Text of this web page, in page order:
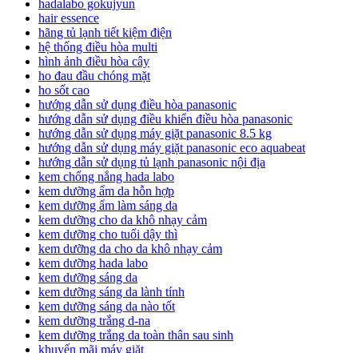
hadalabo gokujyun
hair essence
hãng tủ lạnh tiết kiệm điện
hệ thống điều hòa multi
hình ảnh điều hòa cây
ho đau đầu chóng mặt
ho sốt cao
hướng dẫn sử dụng điều hòa panasonic
hướng dẫn sử dụng điều khiển điều hòa panasonic
hướng dẫn sử dụng máy giặt panasonic 8.5 kg
hướng dẫn sử dụng máy giặt panasonic eco aquabeat
hướng dẫn sử dụng tủ lạnh panasonic nội địa
kem chống nắng hada labo
kem dưỡng ẩm da hỗn hợp
kem dưỡng ẩm làm sáng da
kem dưỡng cho da khô nhạy cảm
kem dưỡng cho tuổi dậy thì
kem dưỡng da cho da khô nhạy cảm
kem dưỡng hada labo
kem dưỡng sáng da
kem dưỡng sáng da lành tính
kem dưỡng sáng da nào tốt
kem dưỡng trắng d-na
kem dưỡng trắng da toàn thân sau sinh
khuyến mãi máy giặt